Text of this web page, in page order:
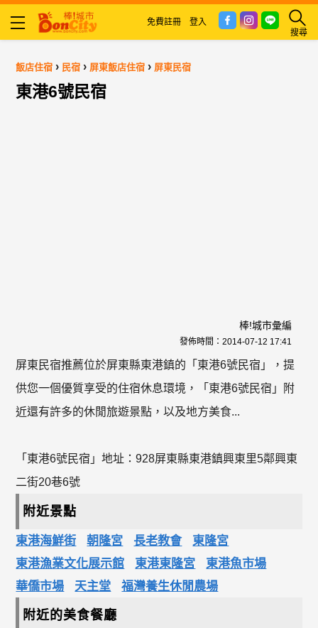
搜尋
免費註冊 登入
飯店住宿 › 民宿 › 屏東飯店住宿 › 屏東民宿
東港6號民宿
棒!城市彙編
發佈時間： 2014-07-12 17:41
屏東民宿推薦位於屏東縣東港鎮的「東港6號民宿」，提
供您一個優質享受的住宿休息環境，「東港6號民宿」附
近還有許多的休閒旅遊景點，以及地方美食...
「東港6號民宿」地址：928屏東縣東港鎮興東里5鄰興東
二街20巷6號
附近景點
東港海鮮街 朝隆宮 長老教會
東隆宮
東港漁業文化展示館
東港東隆宮
東港魚市場
華僑市場
天主堂 福灣養生休閒農場
附近的美食餐廳